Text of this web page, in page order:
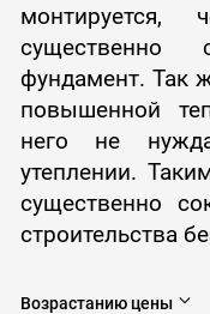
существенно
фундамент. Так
повышенной
него не
утеплении.
существенно
строительства
Возрастанию цены